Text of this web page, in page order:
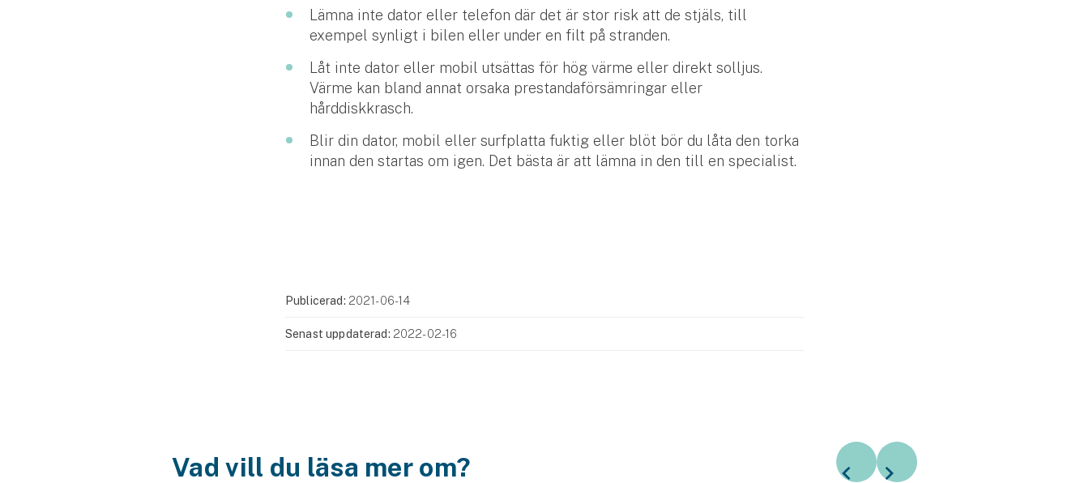
Lämna inte dator eller telefon där det är stor risk att de stjäls, till
exempel synligt i bilen eller under en filt på stranden.
Låt inte dator eller mobil utsättas för hög värme eller direkt solljus.
Värme kan bland annat orsaka prestandaförsämringar eller
hårddiskkrasch.
Blir din dator, mobil eller surfplatta fuktig eller blöt bör du låta den torka
innan den startas om igen. Det bästa är att lämna in den till en specialist.
Publicerad: 2021-06-14
Senast uppdaterad: 2022-02-16
Vad vill du läsa mer om?